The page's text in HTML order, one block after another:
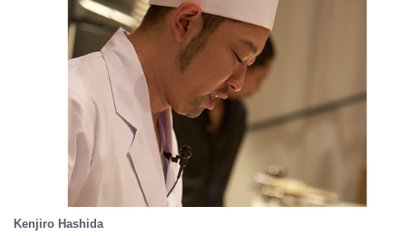
Kenjiro Hashida